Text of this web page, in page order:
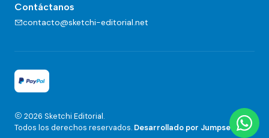
Contáctanos
contacto@sketchi-editorial.net
2026 Sketchi Editorial.
Todos los derechos reservados. Desarrollado por Jumpseller.